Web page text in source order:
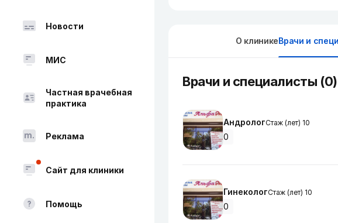
Новости
МИС
Частная врачебная
практика
Реклама
Сайт для клиники
Помощь
О клиникеВрачи и
Врачи и специалисты (0)
АндрологСтаж (лет) 10
0
ГинекологСтаж (лет) 10
0